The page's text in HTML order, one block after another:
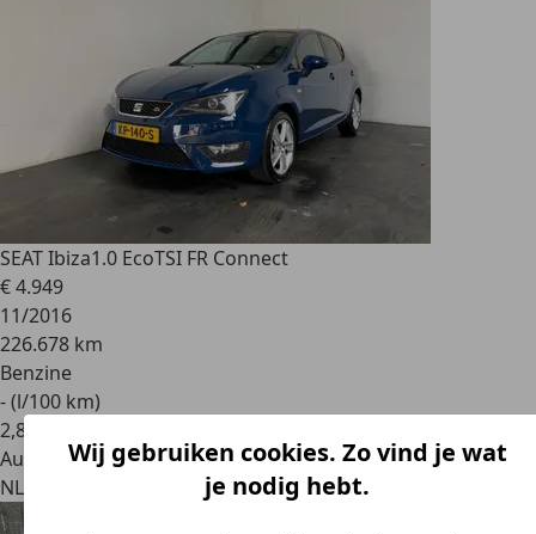
SEAT Ibiza1.0 EcoTSI FR Connect
€ 4.949
11/2016
226.678 km
Benzine
- (l/100 km)
2,8
Autobedrijf
NL 3771 AG
Wij gebruiken cookies. Zo vind je wat
je nodig hebt.